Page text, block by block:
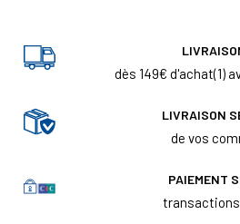
dès 149€ d'achat(1)
LIVRAISON
de vos
PAIEMENT